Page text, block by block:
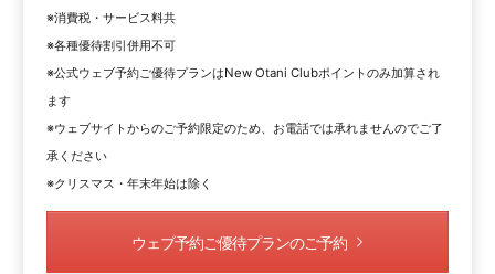
※消費税・サービス料共
※各種優待割引併用不可
※公式ウェブ予約ご優待プランはNew Otani Clubポイントのみ加算され
ます
※ウェブサイトからのご予約限定のため、お電話では承れませんのでご了
承ください
※クリスマス・年末年始は除く
ウェブ予約ご優待プランのご予約